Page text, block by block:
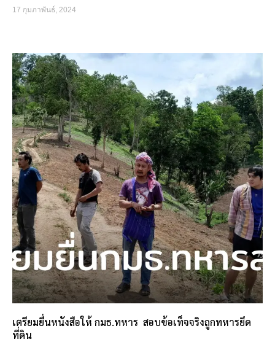
17 กุมภาพันธ์, 2024
เตรียมยื่นหนังสือให้ กมธ.ทหาร สอบข้อเท็จจริงถูกทหารยึด
ที่ดิน